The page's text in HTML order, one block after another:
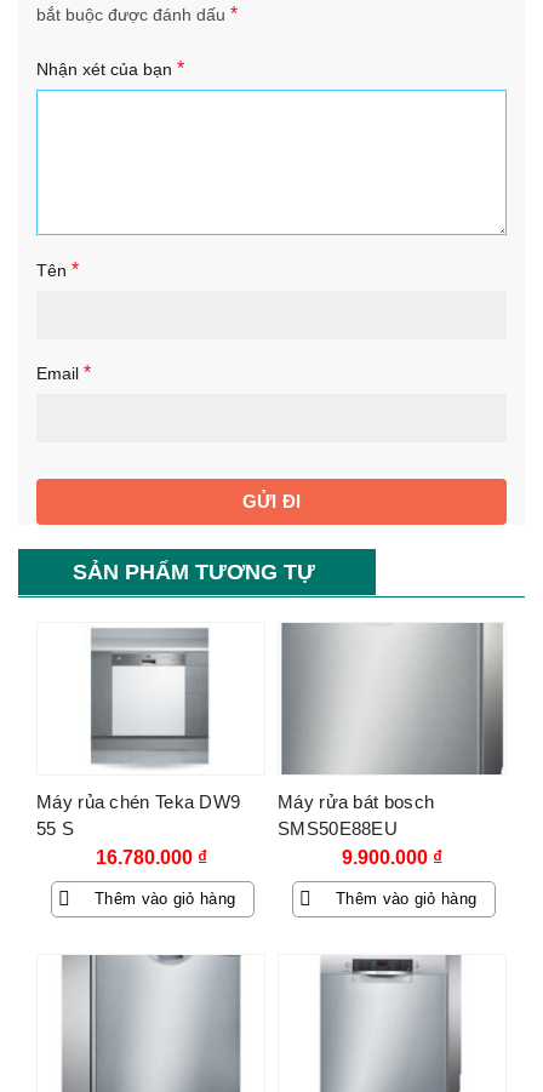
bắt buộc được đánh dấu *
Nhận xét của bạn *
Tên *
Email *
SẢN PHẨM TƯƠNG TỰ
Máy rủa chén Teka DW9
55 S
16.780.000 ₫
Thêm vào giỏ hàng
Máy rửa bát bosch
SMS50E88EU
9.900.000 ₫
Thêm vào giỏ hàng